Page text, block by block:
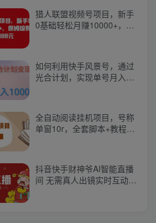
猎人联盟视频号项目，新手
0基础轻松月赚10000+，保
如何利用快手风景号，通过
光合计划，实现单号月入
全自动阅读挂机项目，号称
单窗10r，全套脚本+教程，
抖音快手财神爷AI智能直播
间 无需真人出镜实时互动